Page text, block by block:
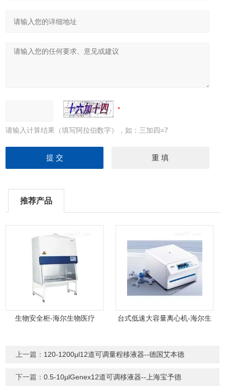
请输入计算结果（填写阿拉伯数字），如：三加四=7
推荐产品
生物安全柜-海尔生物医疗
台式低速大容量离心机-海尔生
上一篇： 120-1200µl12道可调量程移液器--德国艾本德
下一篇：0.5-10µlGenex12道可调移液器--上海宝予德